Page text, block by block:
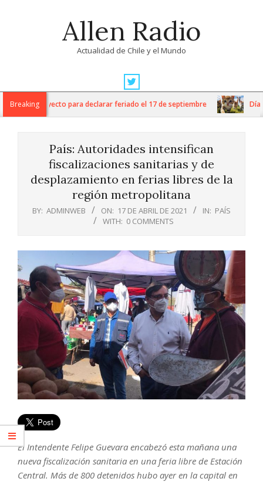
Allen Radio
Actualidad de Chile y el Mundo
Navigation
MenuBreakingproyecto para declarar feriado el 17 de septiembre Día
País: Autoridades intensifican
fiscalizaciones sanitarias y de
desplazamiento en ferias libres de la
región metropolitana
BY: ADMINWEB ON: 17 DE ABRIL DE 2021 IN: PAÍS
WITH: 0 COMMENTS
El Intendente Felipe Guevara encabezó esta mañana una
nueva fiscalización sanitaria en una feria libre de Estación
Central. Más de 800 detenidos hubo ayer en la capital en